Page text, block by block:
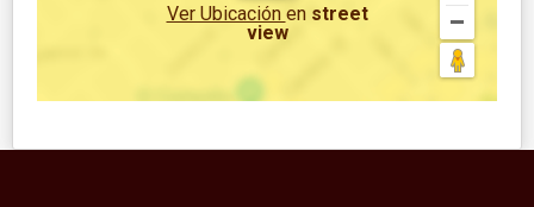
Ver Ubicación en street
view